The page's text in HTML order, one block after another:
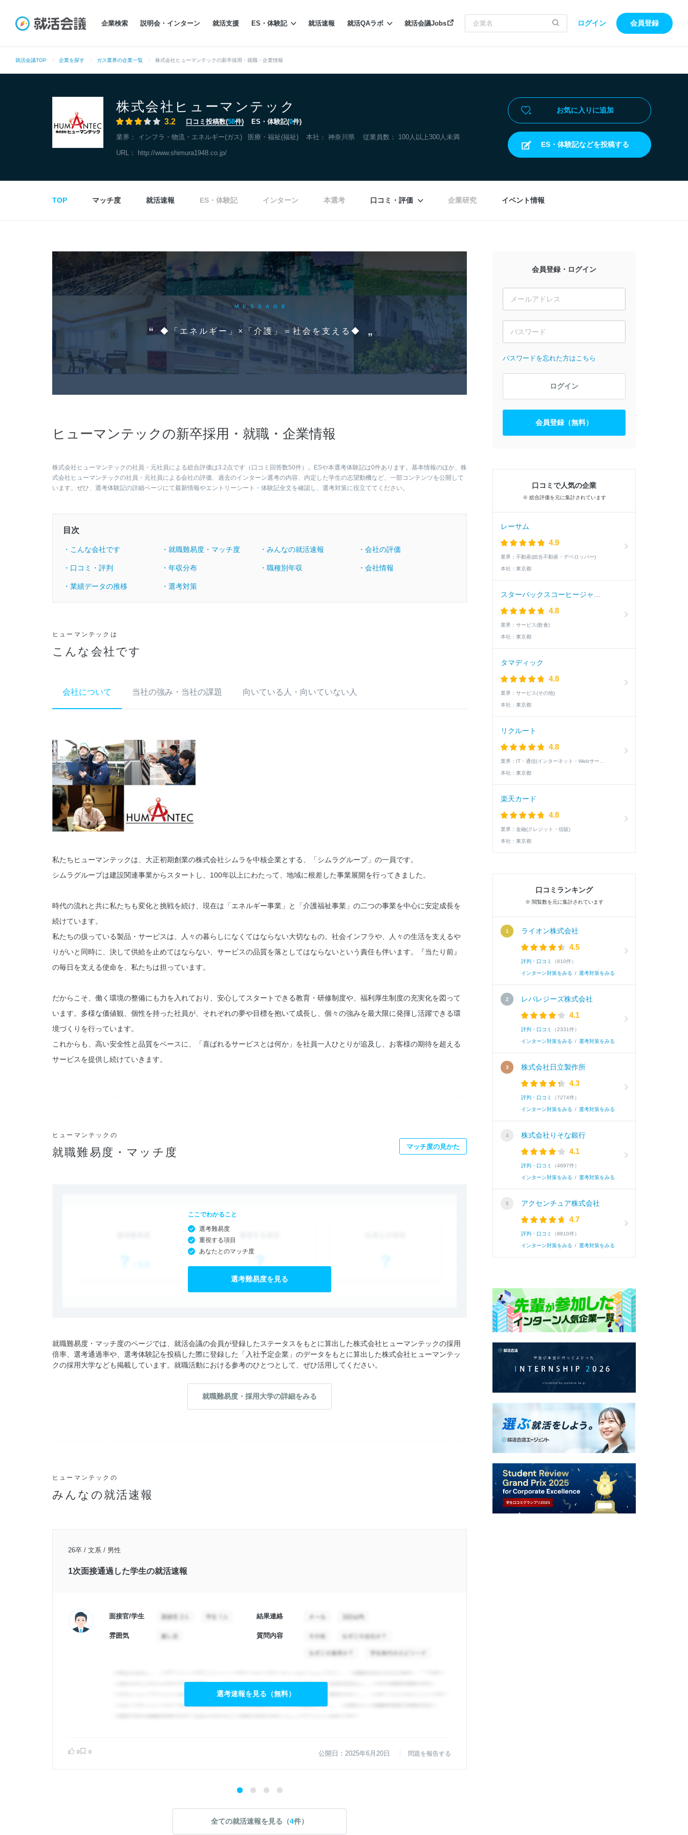
企業検索 説明会・インターン 就活支援 ES・体験記 就活速報 就活QAラボ 就活会議Jobs ログイン 会員登録
就活会議TOP 企業を探す ガス業界の企業一覧 株式会社ヒューマンテックの新卒採用・就職・企業情報
株式会社ヒューマンテック
3.2 口コミ投稿数(58件) ES・体験記(0件)
業界： インフラ・物流・エネルギー(ガス) 医療・福祉(福祉) 本社：神奈川県 従業員数： 100人以上300人未満
URL： http://www.shimura1948.co.jp/
お気に入りに追加
ES・体験記などを投稿する
TOP マッチ度 就活速報 ES・体験記 インターン 本選考 口コミ・評価 企業研究 イベント情報
MESSAGE
◆「エネルギー」×「介護」＝社会を支える◆
ヒューマンテックの新卒採用・就職・企業情報
株式会社ヒューマンテックの社員・元社員による総合評価は3.2点です（口コミ回答数50件）。ESや本選考体験記は0件あります。基本情報のほか、株
式会社ヒューマンテックの社員・元社員による会社の評価、過去のインターン選考の内容、内定した学生の志望動機など、一部コンテンツを公開して
います。ぜひ、選考体験記の詳細ページにて最新情報やエントリーシート・体験記全文を確認し、選考対策に役立ててください。
目次
・こんな会社です ・就職難易度・マッチ度 ・みんなの就活速報 ・会社の評価
・口コミ・評判 ・年収分布 ・職種別年収 ・会社情報
・業績データの推移 ・選考対策
ヒューマンテックは
こんな会社です
会社について 当社の強み・当社の課題 向いている人・向いていない人
私たちヒューマンテックは、大正初期創業の株式会社シムラを中核企業とする、「シムラグループ」の一員です。
シムラグループは建設関連事業からスタートし、100年以上にわたって、地域に根差した事業展開を行ってきました。
時代の流れと共に私たちも変化と挑戦を続け、現在は「エネルギー事業」と「介護福祉事業」の二つの事業を中心に安定成長を
続けています。
私たちの扱っている製品・サービスは、人々の暮らしになくてはならない大切なもの。社会インフラや、人々の生活を支えるや
りがいと同時に、決して供給を止めてはならない、サービスの品質を落としてはならないという責任も伴います。『当たり前』
の毎日を支える使命を、私たちは担っています。
だからこそ、働く環境の整備にも力を入れており、安心してスタートできる教育・研修制度や、福利厚生制度の充実化を図って
います。多様な価値観、個性を持った社員が、それぞれの夢や目標を抱いて成長し、個々の強みを最大限に発揮し活躍できる環
境づくりを行っています。
これからも、高い安全性と品質をベースに、「喜ばれるサービスとは何か」を社員一人ひとりが追及し、お客様の期待を超える
サービスを提供し続けていきます。
ヒューマンテックの
就職難易度・マッチ度 マッチ度の見かた
ここでわかること
選考難易度
重視する項目
あなたとのマッチ度
選考難易度を見る
就職難易度・マッチ度のページでは、就活会議の会員が登録したステータスをもとに算出した株式会社ヒューマンテックの採用
倍率、選考通過率や、選考体験記を投稿した際に登録した「入社予定企業」のデータをもとに算出した株式会社ヒューマンテッ
クの採用大学なども掲載しています。就職活動における参考のひとつとして、ぜひ活用してください。
就職難易度・採用大学の詳細をみる
ヒューマンテックの
みんなの就活速報
26卒 / 文系 / 男性
1次面接通過した学生の就活速報
面接官/学生 結果連絡
雰囲気 質問内容
選考速報を見る（無料）
0 0 公開日：2025年6月20日 問題を報告する
全ての就活速報を見る（4件）
会員登録・ログイン
パスワードを忘れた方はこちら
ログイン
会員登録（無料）
口コミで人気の企業
※ 総合評価を元に集計されています
レーサム
4.9
業界： 不動産(総合不動産・デベロッパー)
本社： 東京都
4.8
業界： サービス(飲食)
本社： 東京都
タマディック
4.8
業界： サービス(その他)
本社： 東京都
リクルート
4.8
業界：
本社： 東京都
楽天カード
4.8
業界： 金融(クレジット・信販)
本社： 東京都
口コミランキング
※ 閲覧数を元に集計されています
ライオン株式会社
4.5
評判・口コミ （810件）
インターン対策をみる / 選考対策をみる
レバレジーズ株式会社
4.1
評判・口コミ （2331件）
インターン対策をみる / 選考対策をみる
株式会社日立製作所
4.3
評判・口コミ （7274件）
インターン対策をみる / 選考対策をみる
株式会社りそな銀行
4.1
評判・口コミ （4697件）
インターン対策をみる / 選考対策をみる
アクセンチュア株式会社
4.7
評判・口コミ （8810件）
インターン対策をみる / 選考対策をみる